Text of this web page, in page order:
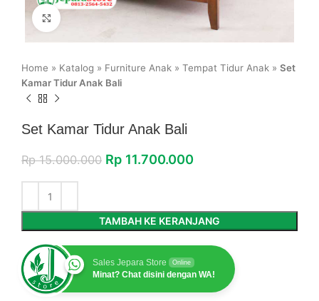
Home » Katalog » Furniture Anak » Tempat Tidur Anak » Set
Kamar Tidur Anak Bali
Set Kamar Tidur Anak Bali
Rp15.000.000 Rp 11.700.000
TAMBAH KE KERANJANG
Sales Jepara Store Online
Minat? Chat disini dengan WA!